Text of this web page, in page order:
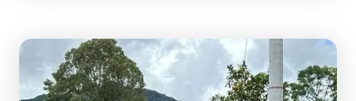
Macédoine
Mongolie